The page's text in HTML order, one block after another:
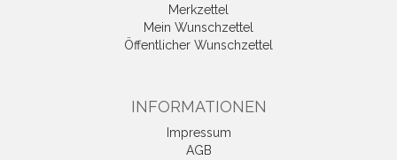
Merkzettel
Mein Wunschzettel
Öffentlicher Wunschzettel
INFORMATIONEN
Impressum
AGB